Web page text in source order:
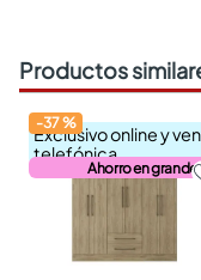
Productos
Exclusivo online y
telefónica
Ahorro en grande
-37%